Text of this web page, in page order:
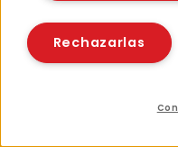
App del
Rechazarlas